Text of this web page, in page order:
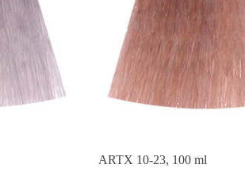
ARTX 10-23, 100 ml